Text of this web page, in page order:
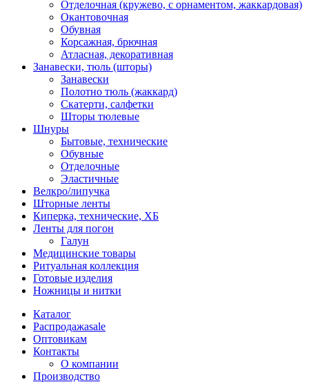
Отделочная (кружево, с орнаментом, жаккардовая)
Окантовочная
Обувная
Корсажная, брючная
Атласная, декоративная
Занавески, тюль (шторы)
Занавески
Полотно тюль (жаккард)
Скатерти, салфетки
Шторы тюлевые
Шнуры
Бытовые, технические
Обувные
Отделочные
Эластичные
Велкро/липучка
Шторные ленты
Киперка, технические, ХБ
Ленты для погон
Галун
Медицинские товары
Ритуальная коллекция
Готовые изделия
Ножницы и нитки
Каталог
Распродажаsale
Оптовикам
Контакты
О компании
Производство